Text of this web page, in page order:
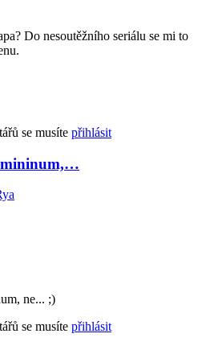
Do nesoutěžního seriálu se mi to
se musíte přihlásit
ne... ;)
se musíte přihlásit